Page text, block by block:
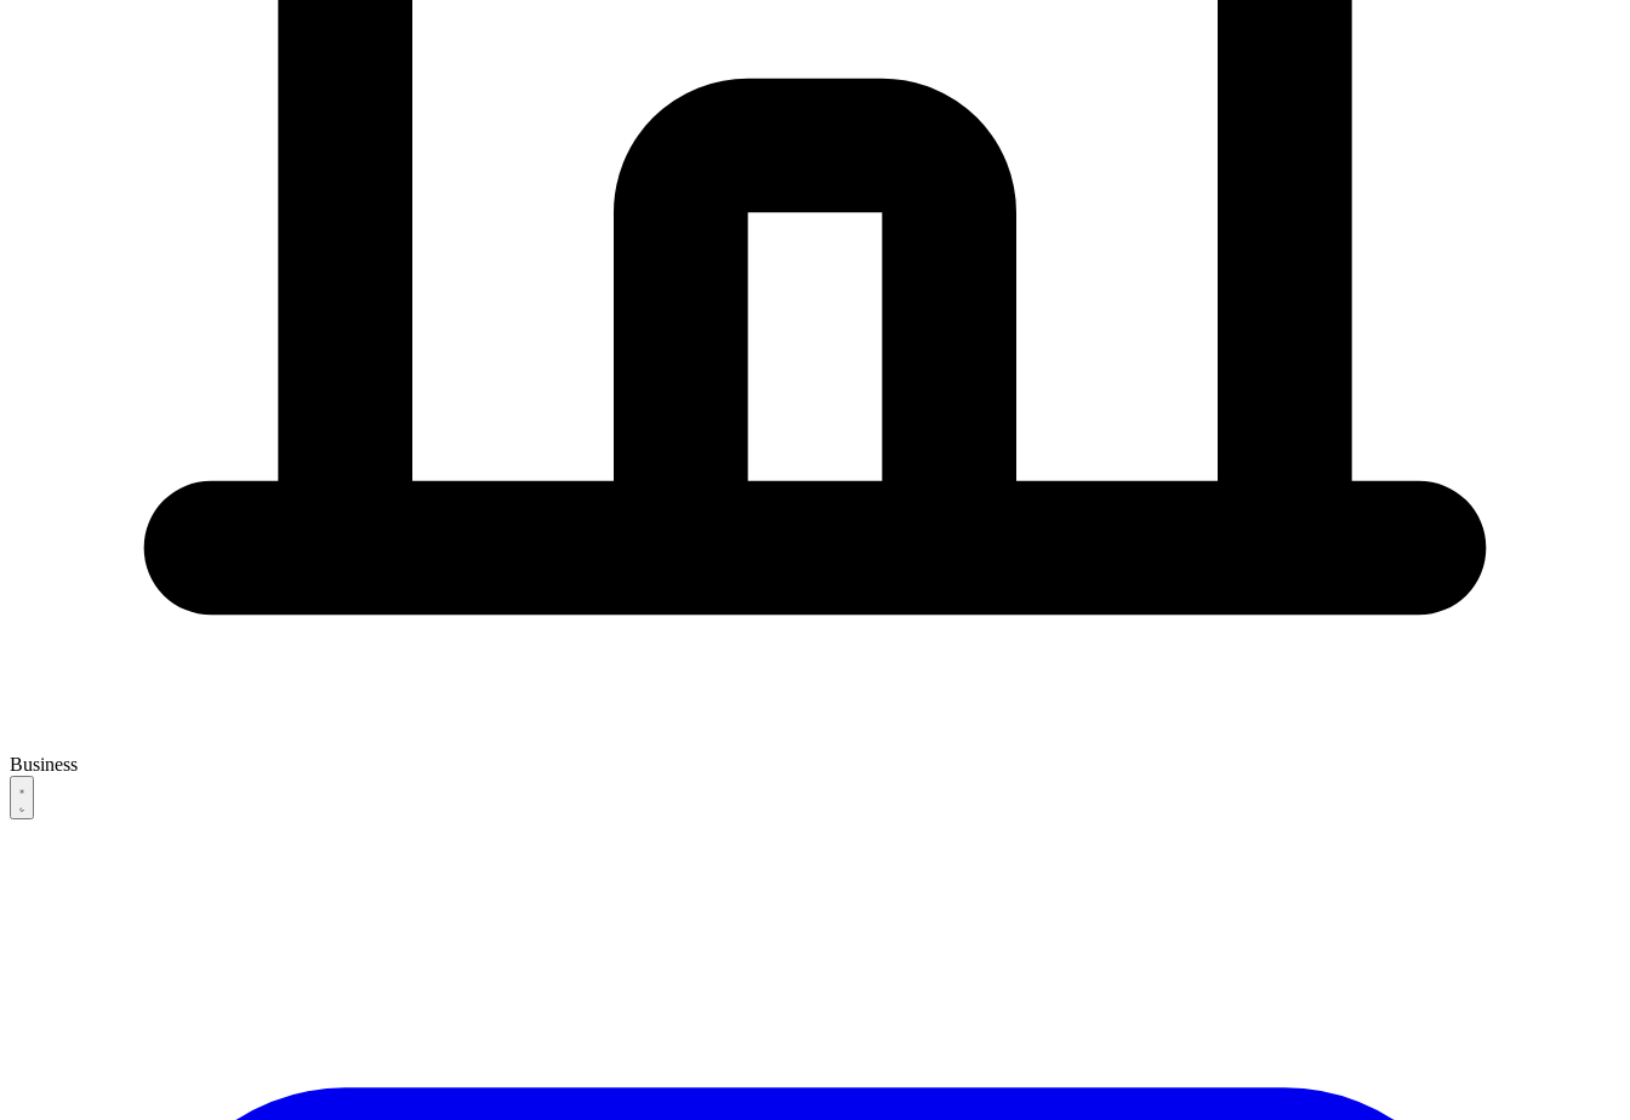
Business